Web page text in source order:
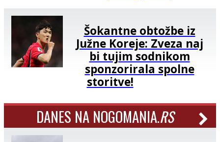
Šokantne obtožbe iz
Južne Koreje: Zveza naj
bi tujim sodnikom
sponzorirala spolne
storitve!
DANES NA NOGOMANIA.RS